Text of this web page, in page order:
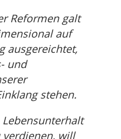
Reformen galt
auf
ausgereichtet,
und
stehen.
verdienen, will